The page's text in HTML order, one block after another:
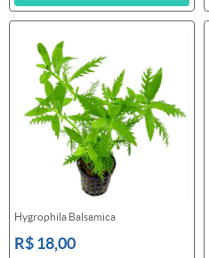
Hygrophila Balsamica
R$ 18,00